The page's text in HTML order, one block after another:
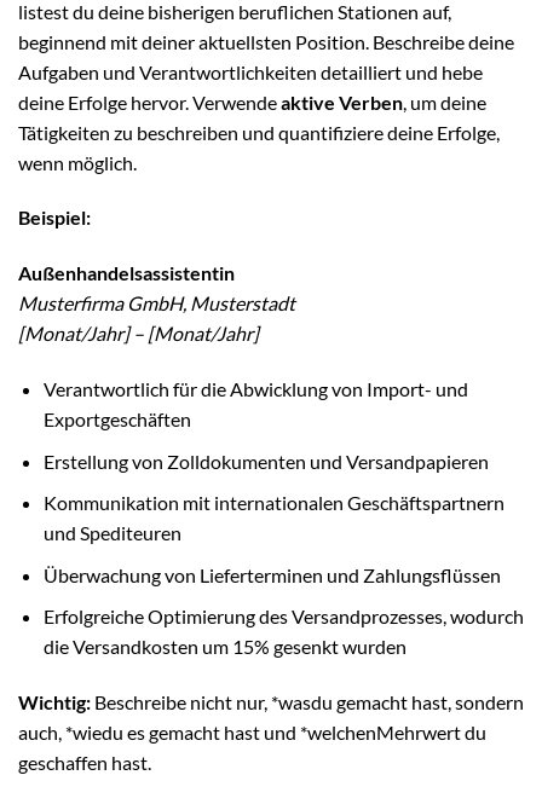
listest du deine bisherigen beruflichen Stationen auf,
beginnend mit deiner aktuellsten Position. Beschreibe deine
Aufgaben und Verantwortlichkeiten detailliert und hebe
deine Erfolge hervor. Verwendeaktive Verben , um deine
Tätigkeiten zu beschreiben und quantifiziere deine Erfolge,
wenn möglich.
Beispiel:
Außenhandelsassistentin
Musterfirma GmbH, Musterstadt
[Monat/Jahr] – [Monat/Jahr]
Verantwortlich für die Abwicklung von Import- und
Exportgeschäften
Erstellung von Zolldokumenten und Versandpapieren
Kommunikation mit internationalen Geschäftspartnern
und Spediteuren
Überwachung von Lieferterminen und Zahlungsflüssen
Erfolgreiche Optimierung des Versandprozesses, wodurch
die Versandkosten um 15% gesenkt wurden
Wichtig: Beschreibe nicht nur, *wasdu gemacht hast, sondern
auch, *wiedu es gemacht hast und *welchenMehrwert du
geschaffen hast.